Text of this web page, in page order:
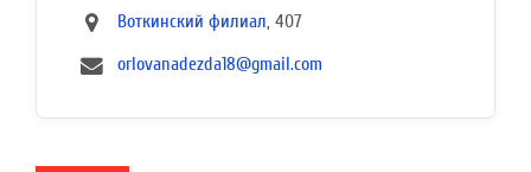
Воткинский филиал, 407
orlovanadezda18@gmail.com